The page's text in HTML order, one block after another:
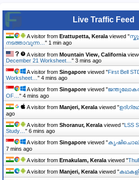
Live Traffic Feed
A visitor from Erattupetta, Kerala viewed "
നടത്താവുന്ന… " 1 min ago
A visitor from Mountain View, California
December 21 Worksheet… " 3 mins ago
A visitor from Singapore viewed "First Bell
Worksheet… " 4 mins ago
A visitor from Singapore viewed "
OF… " 4 mins ago
A visitor from Manjeri, Kerala viewed "
ago
A visitor from Shoranur, Kerala viewed " LSS
Study… " 6 mins ago
A visitor from Singapore viewed "
7 mins ago
A visitor from Ernakulam, Kerala viewed "
A visitor from Manjeri, Kerala viewed "